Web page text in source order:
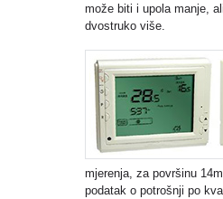
može biti i upola manje,
dvostruko više.
mjerenja, za površinu
podatak o potrošnji po